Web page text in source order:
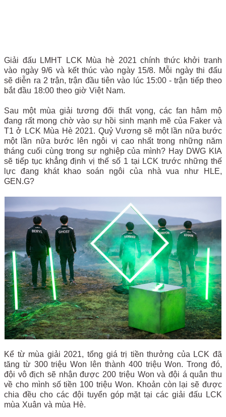
Giải đấu LMHT LCK Mùa hè 2021 chính thức khởi tranh
vào ngày 9/6 và kết thúc vào ngày 15/8. Mỗi ngày thi đấu
sẽ diễn ra 2 trận, trận đầu tiên vào lúc 15:00 - trận tiếp theo
bắt đầu 18:00 theo giờ Việt Nam.
Sau một mùa giải tương đối thất vọng, các fan hâm mộ
đang rất mong chờ vào sự hồi sinh mạnh mẽ của Faker và
T1 ở LCK Mùa Hè 2021. Quỷ Vương sẽ một lần nữa bước
một lần nữa bước lên ngôi vị cao nhất trong những năm
tháng cuối cùng trong sự nghiệp của mình? Hay DWG KIA
sẽ tiếp tục khẳng định vị thế số 1 tại LCK trước những thế
lực đang khát khao soán ngôi của nhà vua như HLE,
GEN.G?
Kể từ mùa giải 2021, tổng giá trị tiền thưởng của LCK đã
tăng từ 300 triệu Won lên thành 400 triệu Won. Trong đó,
đội vô địch sẽ nhận được 200 triệu Won và đội á quân thu
về cho mình số tiền 100 triệu Won. Khoản còn lại sẽ được
chia đều cho các đội tuyển góp mặt tại các giải đấu LCK
mùa Xuân và mùa Hè.